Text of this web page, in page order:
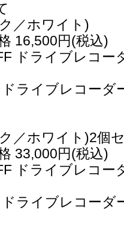
／ホワイト)
16,500円(税込)
ドライブレコー
ドライブレコーダ
／ホワイト)2個
33,000円(税込)
ドライブレコー
ドライブレコーダ